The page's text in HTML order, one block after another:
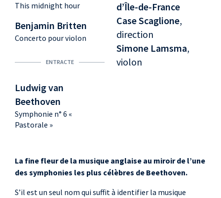
This midnight hour
Benjamin Britten
Concerto pour violon
ENTRACTE
Ludwig van
Beethoven
Symphonie n° 6 «
Pastorale »
d’Île-de-France
Case Scaglione,
direction
Simone Lamsma,
violon
La fine fleur de la musique anglaise au miroir de l’une
des symphonies les plus célèbres de Beethoven.
S’il est un seul nom qui suffit à identifier la musique